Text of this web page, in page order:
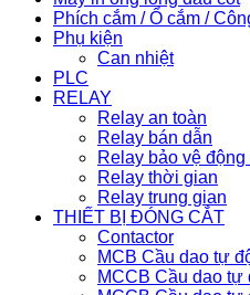
Phích cắm / Ổ cắm /
Phụ kiện
Can nhiệt
PLC
RELAY
Relay an toàn
Relay bán dẫn
Relay bảo vệ
Relay thời gian
Relay trung gian
THIẾT BỊ ĐÓNG CẮT
Contactor
MCB Cầu dao tự
MCCB Cầu dao tự